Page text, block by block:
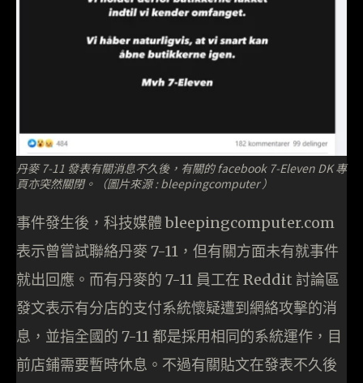
丹麥 7-11 發表有關消息不久後，有關的 facebook 7-Eleven DK 專
頁亦突然關閉。（圖片來源 : bleepingcomputer ）
事件發生後，科技媒體 bleepingcomputer.com
表示曾嘗試聯絡丹麥 7-11，但有關方面未有就事件
就出回應。而有丹麥的 7-11 員工在 Reddit 討論區
發文表示有分店的支付系統懷疑遭到網絡攻擊的消
息，並指全國的 7-11 都是採用相同的系統運作，目
前店鋪需要暫時休息。不過有關貼文在發表不久後